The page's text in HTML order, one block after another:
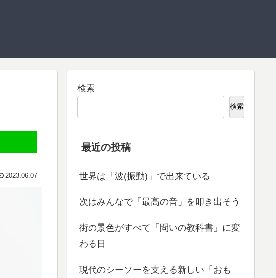
2023.06.07
検索
検索
最近の投稿
世界は「波(振動)」で出来ている
次はみんなで「最高の音」を叩き出そう
街の景色がすべて「問いの教科書」に変
わる日
現代のシーソーを支える新しい「おも